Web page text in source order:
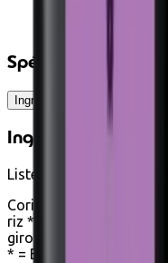
Spécifications
Ingrédients
Ingrédients
Liste des ingrédients
Coriandre *, graines de
riz *, graines d'aneth *,
girofle *, cumin *,
* = Biologique